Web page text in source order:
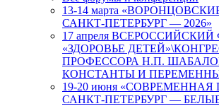
13-14 марта
САНКТ-ПЕТЕРБУРГ — 2026»
17 апреля
«ЗДОРОВЬЕ
ПРОФЕССОРА Н.П.
КОНСТАНТЫ И
19-20 июня
САНКТ-ПЕТЕРБУРГ —